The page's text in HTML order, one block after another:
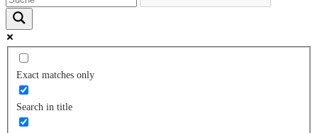
Exact matches only
Search in title